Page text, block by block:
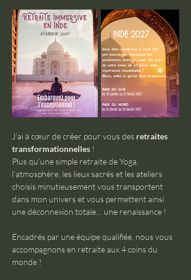
J’ai à cœur de créer pour vous des retraites
transformationnelles !
Plus qu’une simple retraite de Yoga,
l’atmosphère, les lieux sacrés et les ateliers
choisis minutieusement vous transportent
dans mon univers et vous permettent ainsi
une déconnexion totale… une renaissance !
Encadrés par une équipe qualifiée, nous vous
accompagnons en retraite aux 4 coins du
monde !